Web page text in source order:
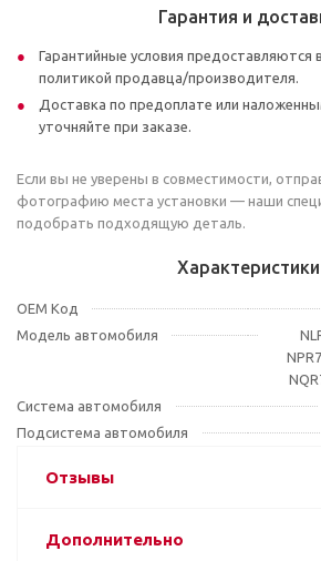
Гарантия и
Гарантийные условия предоставляются
политикой продавца/производителя.
Доставка по предоплате или
уточняйте при заказе.
Если вы не уверены в совместимости,
фотографию места установки — наши
подобрать подходящую деталь.
Характеристики
OEM Код
Модель автомобиля
Система автомобиля
Подсистема автомобиля
Отзывы
Дополнительно